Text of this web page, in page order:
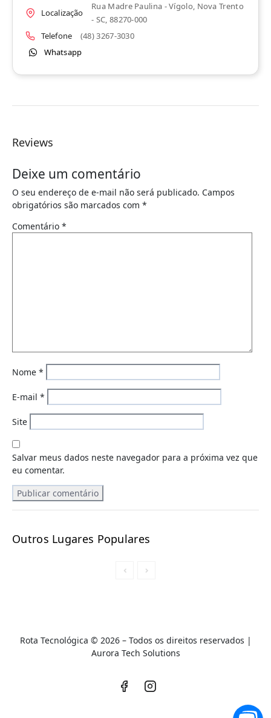
Localização
Rua Madre Paulina - Vígolo, Nova Trento
- SC, 88270-000
Telefone
(48) 3267-3030
Whatsapp
Reviews
Deixe um comentário
O seu endereço de e-mail não será publicado. Campos
obrigatórios são marcados com *
Comentário *
Nome *
E-mail *
Site
Salvar meus dados neste navegador para a próxima vez que
eu comentar.
Outros Lugares Populares
Rota Tecnológica © 2026 – Todos os direitos reservados |
Aurora Tech Solutions